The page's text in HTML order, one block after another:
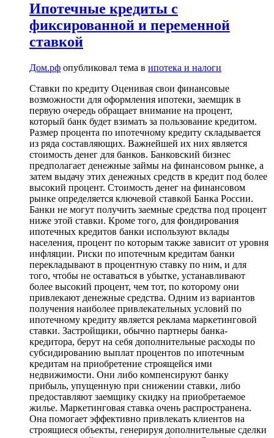
Ипотечные кредиты с
фиксированной и переменной
ставкой
Дом.рф опубликовал тема в ипотека и налоги
Ставки по кредиту Оценивая свои финансовые
возможности для оформления ипотеки, заемщик в
первую очередь обращает внимание на процент,
который банк будет взимать за пользование кредитом.
Размер процента по ипотечному кредиту складывается
из ряда составляющих. Важнейшей их них является
стоимость денег для банков. Банковский бизнес
предполагает денежные займы на финансовом рынке, а
затем выдачу этих денежных средств в кредит под более
высокий процент. Стоимость денег на финансовом
рынке определяется ключевой ставкой Банка России.
Банки не могут получить заемные средства под процент
ниже этой ставки. Кроме того, для фондирования
ипотечных кредитов банки используют вклады
населения, процент по которым также зависит от уровня
инфляции. Риски по ипотечным кредитам банки
перекладывают в процентную ставку по ним, и для
того, чтобы не оставаться в убытке, устанавливают
более высокий процент, чем тот, по которому они
привлекают денежные средства. Одним из вариантов
получения наиболее привлекательных условий по
ипотечному кредиту является реклама маркетинговой
ставки. Застройщики, обычно партнеры банка-
кредитора, берут на себя дополнительные расходы по
субсидированию выплат процентов по ипотечным
кредитам на приобретение строящейся ими
недвижимости. Они либо компенсируют банку
прибыль, упущенную при снижении ставки, либо
предоставляют заемщику скидку на приобретаемое
жилье. Маркетинговая ставка очень распространена.
Она помогает эффективно привлекать клиентов на
строящиеся объекты, генерируя дополнительные сделки